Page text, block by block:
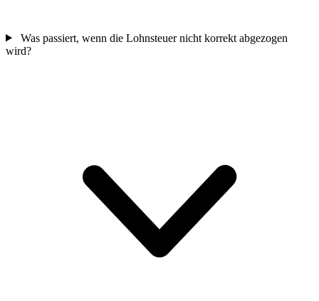
Was passiert, wenn die Lohnsteuer nicht korrekt abgezogen
wird?